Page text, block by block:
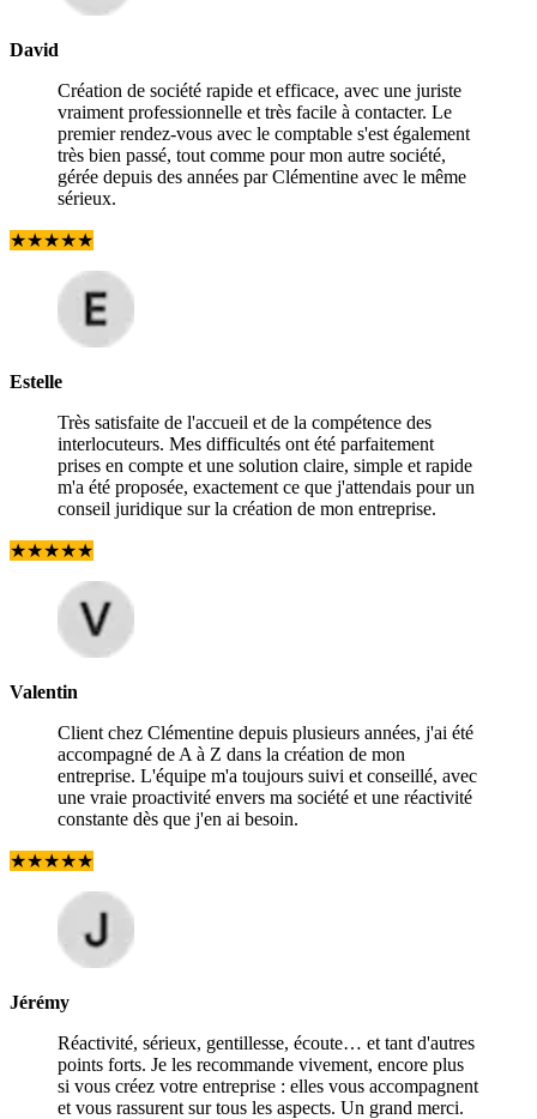
David
Création de société rapide et efficace, avec une juriste
vraiment professionnelle et très facile à contacter. Le
premier rendez-vous avec le comptable s'est également
très bien passé, tout comme pour mon autre société,
gérée depuis des années par Clémentine avec le même
sérieux.
★★★★★
Estelle
Très satisfaite de l'accueil et de la compétence des
interlocuteurs. Mes difficultés ont été parfaitement
prises en compte et une solution claire, simple et rapide
m'a été proposée, exactement ce que j'attendais pour un
conseil juridique sur la création de mon entreprise.
★★★★★
Valentin
Client chez Clémentine depuis plusieurs années, j'ai été
accompagné de A à Z dans la création de mon
entreprise. L'équipe m'a toujours suivi et conseillé, avec
une vraie proactivité envers ma société et une réactivité
constante dès que j'en ai besoin.
★★★★★
Jérémy
Réactivité, sérieux, gentillesse, écoute… et tant d'autres
points forts. Je les recommande vivement, encore plus
si vous créez votre entreprise : elles vous accompagnent
et vous rassurent sur tous les aspects. Un grand merci.